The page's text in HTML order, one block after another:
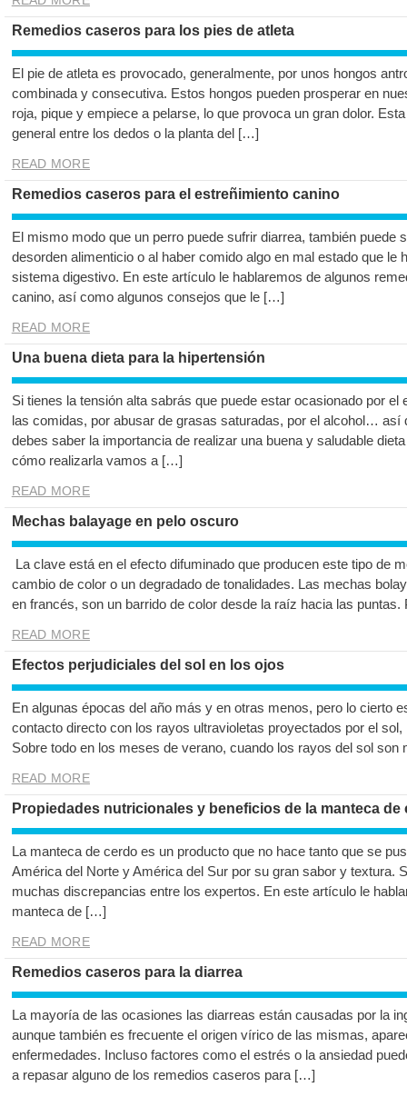
Remedios caseros para los pies de atleta
El pie de atleta es provocado, generalmente, por unos hongos
combinada y consecutiva. Estos hongos pueden prosperar en
roja, pique y empiece a pelarse, lo que provoca un gran dolor.
general entre los dedos o la planta del […]
READ MORE
Remedios caseros para el estreñimiento canino
El mismo modo que un perro puede sufrir diarrea, también puede
desorden alimenticio o al haber comido algo en mal estado que le
sistema digestivo. En este artículo le hablaremos de algunos
canino, así como algunos consejos que le […]
READ MORE
Una buena dieta para la hipertensión
Si tienes la tensión alta sabrás que puede estar ocasionado por
las comidas, por abusar de grasas saturadas, por el alcohol… así
debes saber la importancia de realizar una buena y saludable
cómo realizarla vamos a […]
READ MORE
Mechas balayage en pelo oscuro
La clave está en el efecto difuminado que producen este tipo de
cambio de color o un degradado de tonalidades. Las mechas
en francés, son un barrido de color desde la raíz hacia las
READ MORE
Efectos perjudiciales del sol en los ojos
En algunas épocas del año más y en otras menos, pero lo cierto
contacto directo con los rayos ultravioletas proyectados por el
Sobre todo en los meses de verano, cuando los rayos del sol
READ MORE
Propiedades nutricionales y beneficios de la manteca de
La manteca de cerdo es un producto que no hace tanto que se
América del Norte y América del Sur por su gran sabor y textura.
muchas discrepancias entre los expertos. En este artículo le
manteca de […]
READ MORE
Remedios caseros para la diarrea
La mayoría de las ocasiones las diarreas están causadas por la
aunque también es frecuente el origen vírico de las mismas,
enfermedades. Incluso factores como el estrés o la ansiedad
a repasar alguno de los remedios caseros para […]